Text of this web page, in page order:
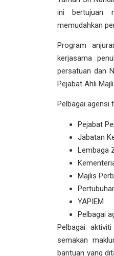
ini bertujuan
memudahkan
Program
kerjasama
persatuan dan
Pejabat Ahli
Pelbagai agensi
Pejabat
Jabatan
Lembaga
Majlis
YAPIEM
Pelbagai
Pelbagai
semakan
bantuan yang